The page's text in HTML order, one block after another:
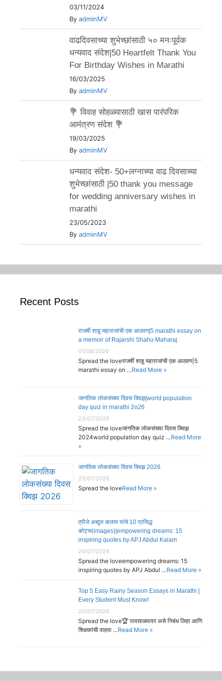
03/11/2024
By adminMV
वाढदिवसाच्या शुभेच्छांसाठी ५० मनःपूर्वक
धन्यवाद संदेश|50 Heartfelt Thank You
For Birthday Wishes in Marathi
16/03/2025
By adminMV
💐 विवाह सोहळ्यासाठी खास पारंपरिक
आमंत्रण संदेश 💐
19/03/2025
By adminMV
धन्यवाद संदेश- 50+लग्नाच्या वाढ दिवसाच्या
शुभेच्छांसाठी |50 thank you message
for wedding anniversary wishes in
marathi
23/05/2023
By adminMV
Recent Posts
राजर्षी शाहू महाराजांची एक आठवण|5 marathi essay on
a memoir of Rajarshi Shahu Maharaj
01/08/2026
Spread the loveराजर्षी शाहू महाराजांची एक आठवण|5
marathi essay on …Read More »
जागतिक लोकसंख्या दिवस क्विझ|world population
day quiz in marathi 2o26
23/07/2026
Spread the loveजागतिक लोकसंख्या दिवस क्विझ
2024world population day quiz …Read More
»
जागतिक लोकसंख्या दिवस क्विझ 2026
23/07/2026
Spread the loveRead More »
एपीजे अब्दुल कलाम यांचे 10 प्रसिद्ध
कोट्स(images)|empowering dreams: 15
inspiring quotes by APJ Abdul Kalam
20/07/2026
Spread the loveempowering dreams: 15
inspiring quotes by APJ Abdul …Read More »
Top 5 Easy Rainy Season Essays in Marathi |
Every Student Must Know!
20/07/2026
Spread the love🏆 पावसाळ्यावर असे निबंध लिहा आणि
शिक्षकांची वाहवा …Read More »